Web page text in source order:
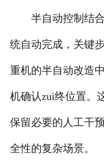
半自动控制结合
统自动完成，关键
重机的半自动改造
机确认zui终位置。
保留必要的人工干
全性的复杂场景。